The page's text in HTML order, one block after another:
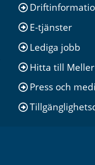
E-tjänster
Lediga jobb
Hitta till
Press och